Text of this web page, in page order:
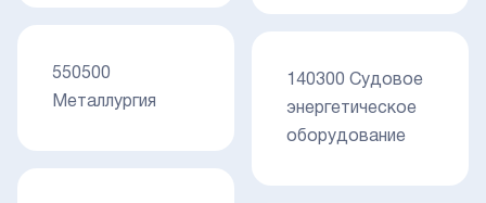
550500
Металлургия
140300 Судовое
энергетическое
оборудование